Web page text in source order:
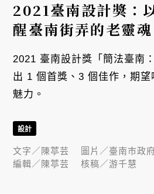
2021臺南設計獎：
醒臺南街弄的老靈魂
2021 臺南設計獎「簡法臺南
出 1 個首獎、3 個佳作，期望
魅力。
設計
文字／ 陳葶芸 圖片／臺南市政
編輯／ 陳葶芸 核稿／游千慧